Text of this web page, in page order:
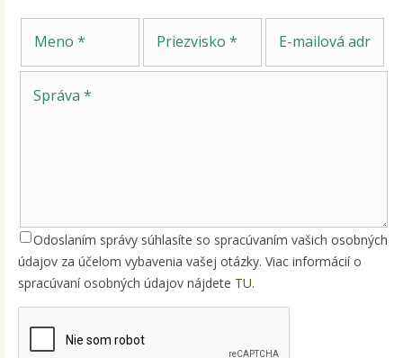
Odoslaním správy súhlasíte so spracúvaním vašich osobných
údajov za účelom vybavenia vašej otázky. Viac informácií o
spracúvaní osobných údajov nájdete TU.